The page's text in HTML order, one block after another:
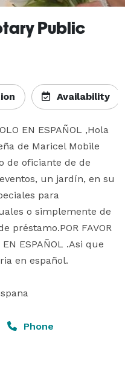
Public
Availability
de Maricel Mobile
de oficiante de de
un jardín, en su
para
o simplemente de
préstamo.POR FAVOR
EN ESPAÑOL .Asi que
en español.
Phone